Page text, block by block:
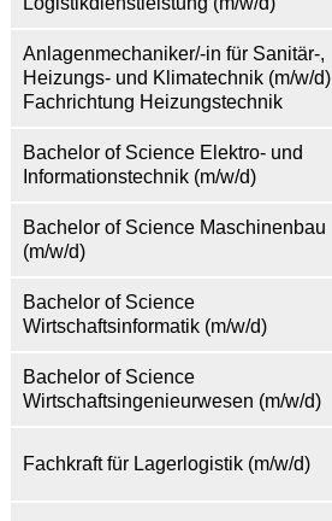
Anlagenmechaniker/-in für Sanitär-,
Heizungs- und Klimatechnik (m/w/d)
Fachrichtung Heizungstechnik
Bachelor of Science Elektro- und
Informationstechnik (m/w/d)
Bachelor of Science Maschinenbau
(m/w/d)
Bachelor of Science
Wirtschaftsinformatik (m/w/d)
Bachelor of Science
Wirtschaftsingenieurwesen (m/w/d)
Fachkraft für Lagerlogistik (m/w/d)